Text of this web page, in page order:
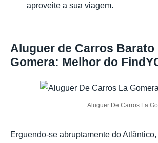
aproveite a sua viagem.
Aluguer de Carros Barato
Gomera: Melhor do
Aluguer De Carros La
Erguendo-se abruptamente do